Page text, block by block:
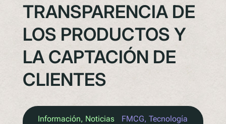
TRANSPARENCIA DE
LOS PRODUCTOS Y
LA CAPTACIÓN DE
CLIENTES
Información, Noticias FMCG, Tecnología